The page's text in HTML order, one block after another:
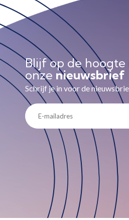
Blijf op de
onze nieuwsbrief
Schrijf je in voor de